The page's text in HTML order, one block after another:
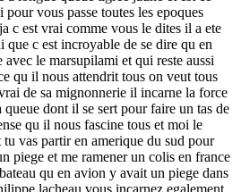
vous passe toutes les epoques
c est vrai comme vous le dites il a ete
que c est incroyable de se dire qu en
le marsupilami et qui reste aussi
qu il nous attendrit tous on veut tous
de sa mignonnerie il incarne la force
queue dont il se sert pour faire un tas de
qu il nous fascine tous et moi le
vas partir en amerique du sud pour
piege et me ramener un colis en france
qu en avion y avait un piege dans
lacheau vous incarnez egalement